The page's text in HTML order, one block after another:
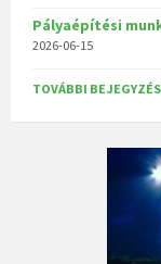
Pályaépítési
2026-06-15
TOVÁBBI